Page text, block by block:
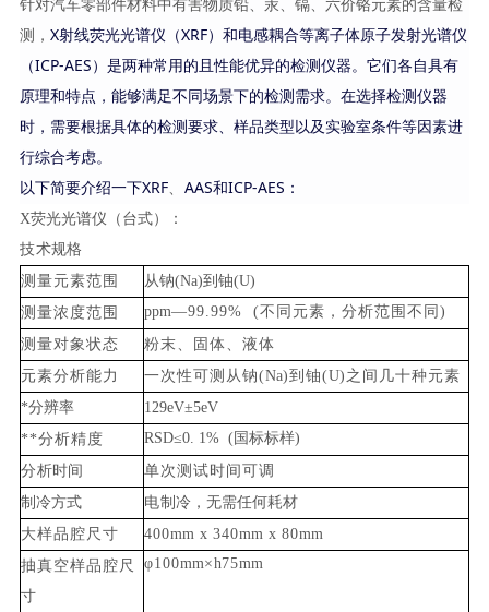
测， X射线荧光光谱仪（XRF）和电感耦合等离子体原子发射光谱仪
（ICP-AES）是两种常用的且性能优异的检测仪器。它们各自具有
原理和特点，能够满足不同场景下的检测需求。在选择检测仪器
时，需要根据具体的检测要求、样品类型以及实验室条件等因素进
行综合考虑。
以下简要介绍一下XRF、 AAS和ICP-AES ：
X荧光光谱仪（台式）：
技术规格
测量元素范围
从钠(Na)到铀(U)
测量浓度范围
ppm—99.99% (不同元素，分析范围不同)
测量对象状态
粉末、固体、液体
元素分析能力 一次性可测从钠(Na)到铀(U)之间几十种元素
*分辨率 129eV±5eV
* *分析精 度 RSD≤0. 1% (国标标样)
分析时间 单次测试时间可调
制冷方式
电制冷，无需任何耗材
大样品腔尺 寸 400mm x340mm x80mm
抽真空样品腔尺
寸
φ100mm×h75mm